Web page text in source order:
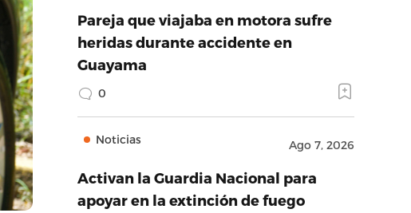
Pareja que viajaba en motora sufre
heridas durante accidente en
Guayama
0
Noticias Ago 7, 2026
Activan la Guardia Nacional para
apoyar en la extinción de fuego